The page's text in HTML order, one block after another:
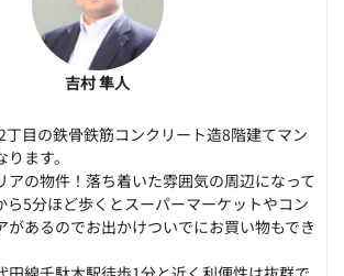
吉村 隼人
目の鉄骨鉄筋コンクリート造8階建てマン
ます。
アの物件！落ち着いた雰囲気の周辺になって
ら5分ほど歩くとスーパーマーケットやコン
があるのでお出かけついでにお買い物もでき